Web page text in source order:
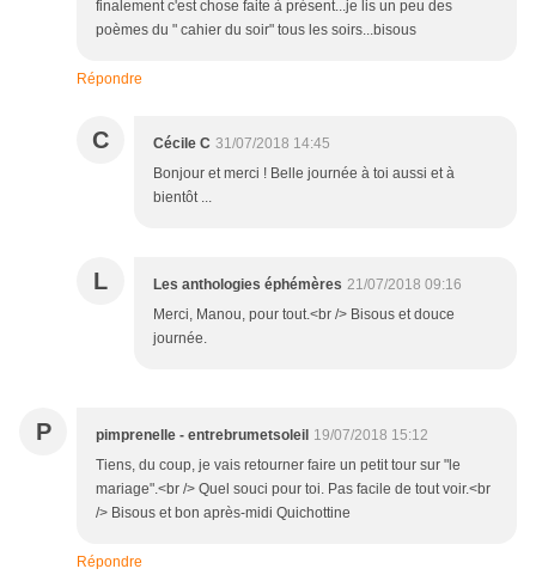
finalement c'est chose faite à présent...je lis un peu des
poèmes du " cahier du soir" tous les soirs...bisous
Répondre
C Cécile C 31/07/2018 14:45
Bonjour et merci ! Belle journée à toi aussi et à
bientôt ...
L Les anthologies éphémères 21/07/2018 09:16
Merci, Manou, pour tout.<br /> Bisous et douce
journée.
P pimprenelle - entrebrumetsoleil 19/07/2018 15:12
Tiens, du coup, je vais retourner faire un petit tour sur "le
mariage".<br /> Quel souci pour toi. Pas facile de tout voir.<br
/> Bisous et bon après-midi Quichottine
Répondre